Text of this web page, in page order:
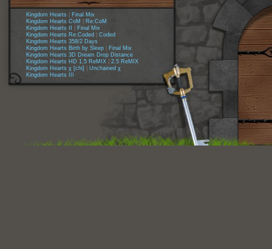
Kingdom Hearts
Final Mix
Kingdom Hearts CoM
Re:CoM
Kingdom Hearts II
Final Mix
Kingdom Hearts Re:Coded
Coded
Kingdom Hearts 358/2 Days
Kingdom Hearts Birth by Sleep
Final Mix
Kingdom Hearts 3D Dream Drop Distance
Kingdom Hearts HD 1.5 ReMIX
2.5 ReMIX
Kingdom Hearts χ [chi]
Unchained χ
Kingdom Hearts III